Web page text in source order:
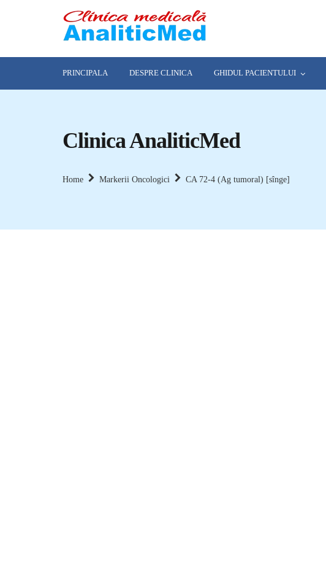
PRINCIPALA DESPRE CLINICA GHIDUL PACIENTULUI
Clinica AnaliticMed
Home Markerii Oncologici CA 72-4 (Ag tumoral) [sînge]